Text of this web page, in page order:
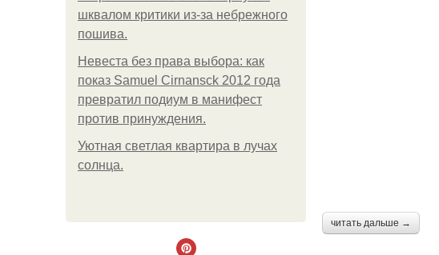
шквалом критики из-за небрежного
пошива.
Невеста без права выбора: как
показ Samuel Cirnansck 2012 года
превратил подиум в манифест
против принуждения.
Уютная светлая квартира в лучах
солнца.
читать дальше →